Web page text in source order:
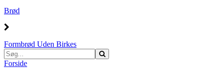
Brød
Formbrød Uden Birkes
Forside